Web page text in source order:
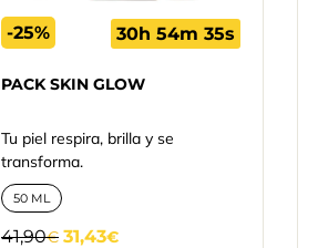
-25% 30h 54m 34s
PACK SKIN GLOW
Tu piel respira, brilla y se
transforma.
50 ML
41,90€ 31,43€